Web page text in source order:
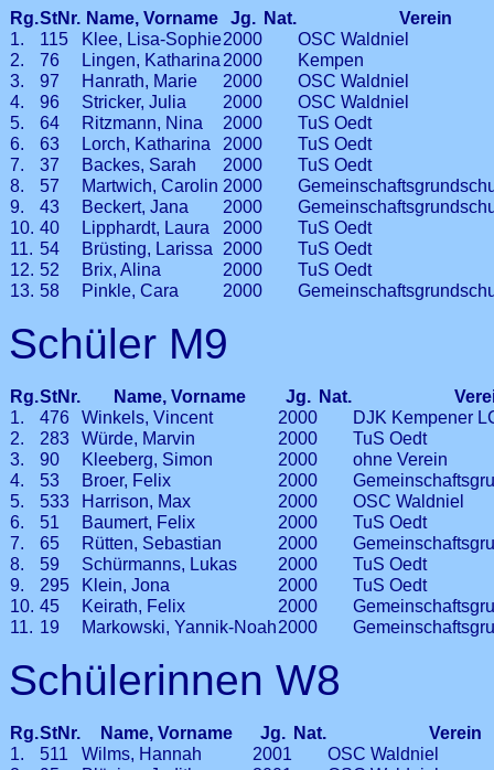
Rg.StNr. Name, Vorname Jg. Nat.
Verein
1.
115 Klee, Lisa-Sophie2000
OSC Waldniel
2.
76 Lingen, Katharina 2000
Kempen
3.
97 Hanrath, Marie 2000
OSC Waldniel
4.
96 Stricker, Julia 2000
OSC Waldniel
5.
64 Ritzmann, Nina 2000
TuS Oedt
6.
63 Lorch, Katharina 2000
TuS Oedt
7.
37 Backes, Sarah 2000
TuS Oedt
8.
57 Martwich, Carolin 2000
9.
43 Beckert, Jana 2000
10. 40 Lipphardt, Laura 2000
TuS Oedt
11. 54 Brüsting, Larissa 2000
TuS Oedt
12. 52 Brix, Alina 2000
TuS Oedt
13. 58 Pinkle, Cara 2000
Schüler M9
Rg.StNr. Name, Vorname Jg. Nat.
1.
476 Winkels, Vincent 2000
DJK Kempener
2.
283 Würde, Marvin 2000
TuS Oedt
3.
90 Kleeberg, Simon 2000
ohne Verein
4.
53 Broer, Felix 2000
5.
533 Harrison, Max 2000
OSC Waldniel
6.
51 Baumert, Felix 2000
TuS Oedt
7.
65 Rütten, Sebastian 2000
8.
59 Schürmanns, Lukas 2000
TuS Oedt
9.
295 Klein, Jona 2000
TuS Oedt
10. 45 Keirath, Felix 2000
11. 19 Markowski, Yannik-Noah2000
Schülerinnen W8
Rg.StNr. Name, Vorname Jg. Nat.
Verein
1.
511 Wilms, Hannah 2001
OSC Waldniel